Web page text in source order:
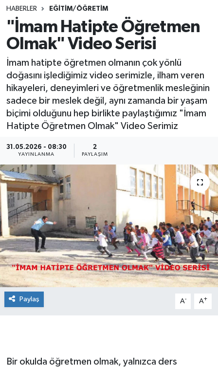
HABERLER EĞİTİM/ÖĞRETİM
"İmam Hatipte Öğretmen
Olmak" Video Serisi
İmam hatipte öğretmen olmanın çok yönlü
doğasını işlediğimiz video serimizle, ilham veren
hikayeleri, deneyimleri ve öğretmenlik mesleğinin
sadece bir meslek değil, aynı zamanda bir yaşam
biçimi olduğunu hep birlikte paylaştığımız "İmam
Hatipte Öğretmen Olmak" Video Serimiz
31.05.2026 - 08:30
YAYINLANMA
2
PAYLAŞIM
Paylaş A- A+
Bir okulda öğretmen olmak, yalnızca ders
YARIŞMA/ETKİNLİKLER
ANKET
MEVZUAT/KARARLAR